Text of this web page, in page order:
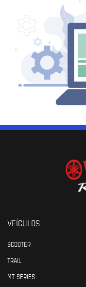
VEÍCULOS
SCOOTER
TRAIL
MT SERIES